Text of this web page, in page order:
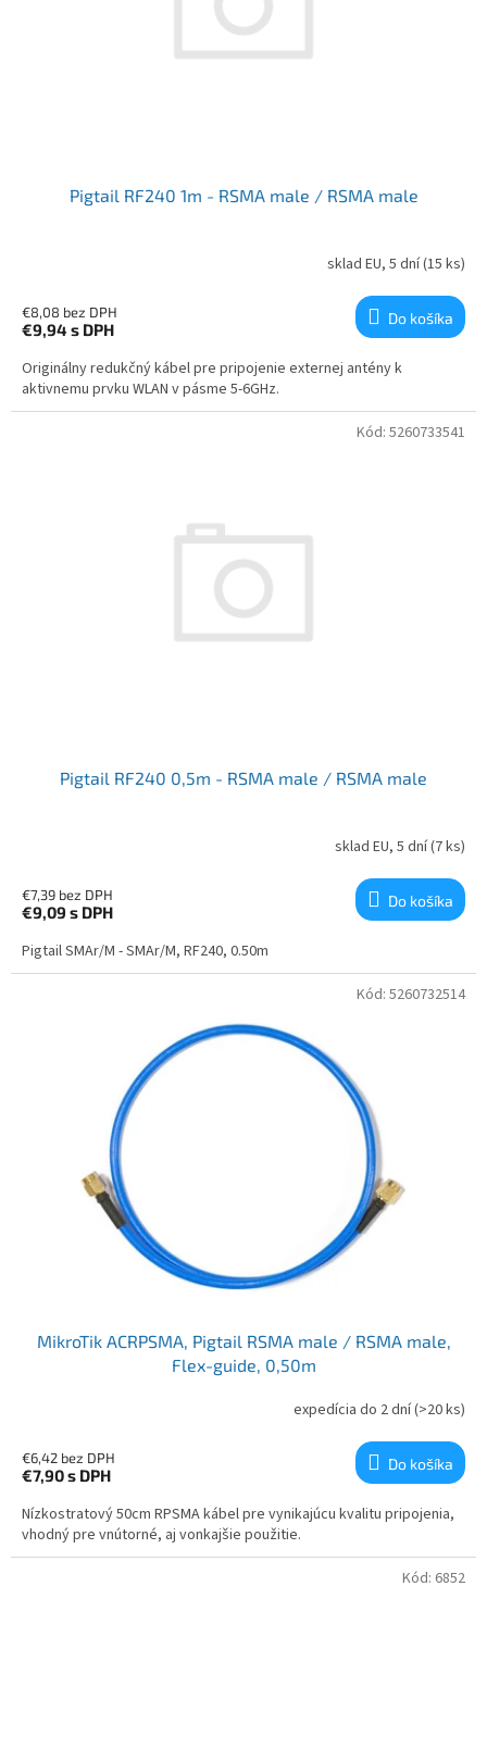
Pigtail RF240 1m - RSMA male / RSMA male
sklad EU, 5 dní(15 ks)
€8,08 bez DPH
€9,94 s DPH
Do košíka
Originálny redukčný kábel pre pripojenie externej antény k
aktivnemu prvku WLAN v pásme 5-6GHz.
Pigtail RF240 0,5m - RSMA male / RSMA male
sklad EU, 5 dní(7 ks)
€7,39 bez DPH
€9,09 s DPH
Do košíka
Pigtail SMAr/M - SMAr/M, RF240, 0.50m
Kód: 5260733541
MikroTik ACRPSMA, Pigtail RSMA male / RSMA male,
Flex-guide, 0,50m
expedícia do 2 dní(>20 ks)
€6,42 bez DPH
€7,90s DPH
Do košíka
Nízkostratový 50cm RPSMA kábel pre vynikajúcu kvalitu pripojenia,
vhodný pre vnútorné, aj vonkajšie použitie.
Kód: 5260732514
Kód: 6852